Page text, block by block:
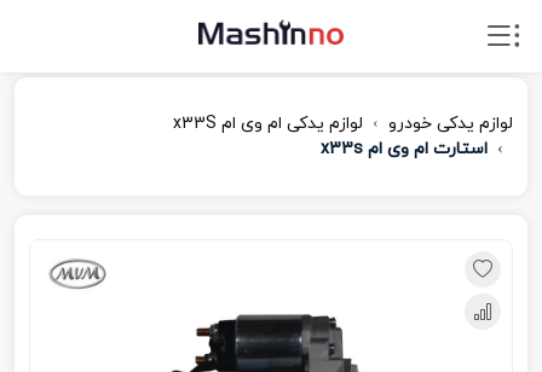
لوازم یدکی خودرو
لوازم یدکی ام‌ وی‌ ام x33S
استارت ام وی ام x33s